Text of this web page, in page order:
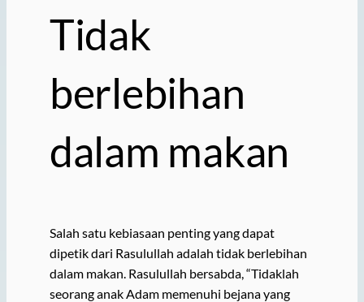
Tidak
berlebihan
dalam makan
Salah satu kebiasaan penting yang dapat
dipetik dari Rasulullah adalah tidak berlebihan
dalam makan. Rasulullah bersabda, “Tidaklah
seorang anak Adam memenuhi bejana yang